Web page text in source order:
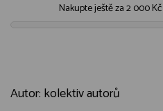
Nakupte ještě za2 000 Kč
Autor: kolektiv autorů